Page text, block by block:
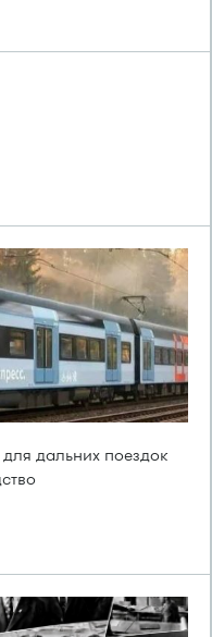
дальних поездок